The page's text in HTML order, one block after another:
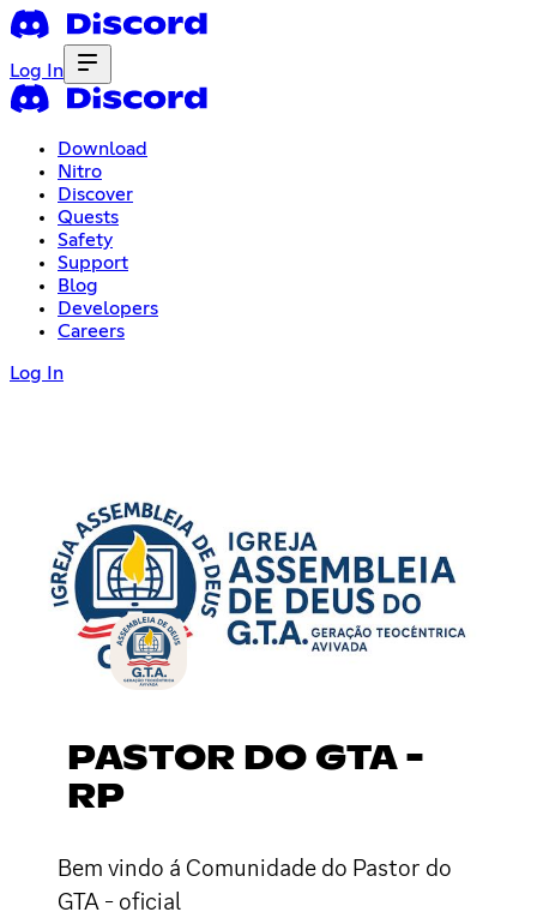
Log In
Download
Nitro
Discover
Quests
Safety
Support
Blog
Developers
Careers
Log In
PASTOR DO GTA -
RP
Bem vindo á Comunidade do Pastor do
GTA - oficial